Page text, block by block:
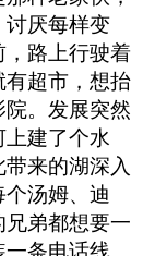
讨厌每样变
路上行驶着
超市，想抬
。发展突然
建了个水
来的湖深入
汤姆、迪
弟都想要一
条电话线。